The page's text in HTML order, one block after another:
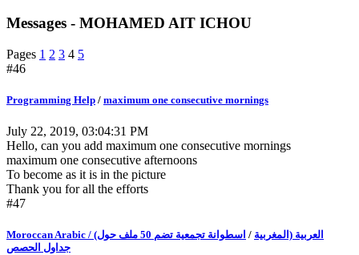
Messages - MOHAMED AIT ICHOU
Pages 1 2 3 4 5
#46
Programming Help / maximum one consecutive mornings
July 22, 2019, 03:04:31 PM
Hello, can you add maximum one consecutive mornings
maximum one consecutive afternoons
To become as it is in the picture
Thank you for all the efforts
#47
Moroccan Arabic / (العربية (المغربية /
اسطوانة تجمعية تضم 50 ملف حول
جداول الحصص